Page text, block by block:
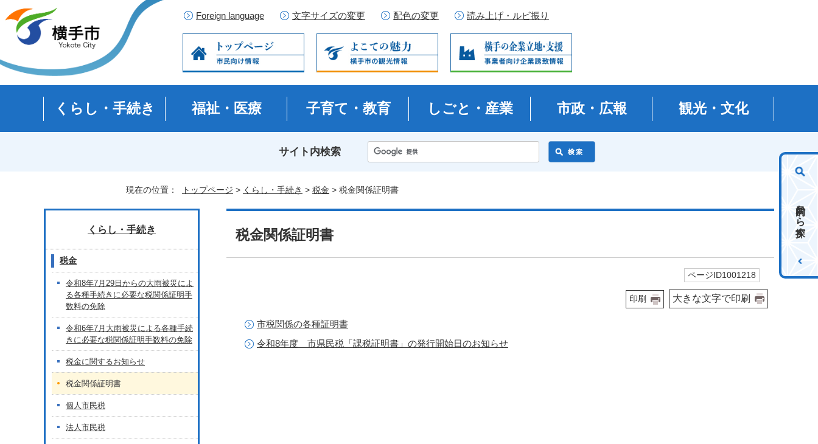
Foreign language 文字サイズの変更 配色の変更 読み上げ・ルビ振り
くらし・手続き 福祉・医療 子育て・教育 しごと・産業 市政・広報 観光・文化
サイト内検索
目的から探す
現在の位置： トップページ > くらし・手続き > 税金 > 税金関係証明書
税金関係証明書
ページID1001218
印刷 大きな文字で印刷
市税関係の各種証明書
令和8年度 市県民税「課税証明書」の発行開始日のお知らせ
くらし・手続き
税金
令和8年7月29日からの大雨被災によ
る各種手続きに必要な税関係証明手
数料の免除
令和6年7月大雨被災による各種手続
きに必要な税関係証明手数料の免除
税金に関するお知らせ
税金関係証明書
個人市民税
法人市民税